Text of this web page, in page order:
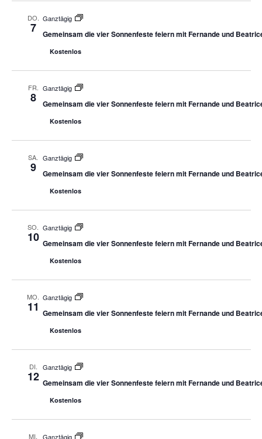
DO.
7
Ganztägig
Gemeinsam die vier Sonnenfeste feiern mit Fernande und
Kostenlos
FR.
8
Ganztägig
Gemeinsam die vier Sonnenfeste feiern mit Fernande und
Kostenlos
SA.
9
Ganztägig
Gemeinsam die vier Sonnenfeste feiern mit Fernande und
Kostenlos
SO.
10
Ganztägig
Gemeinsam die vier Sonnenfeste feiern mit Fernande und
Kostenlos
MO.
11
Ganztägig
Gemeinsam die vier Sonnenfeste feiern mit Fernande und
Kostenlos
DI.
12
Ganztägig
Gemeinsam die vier Sonnenfeste feiern mit Fernande und
Kostenlos
MI. Ganztägig